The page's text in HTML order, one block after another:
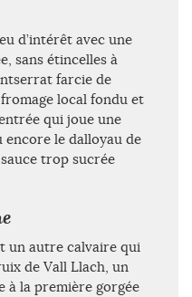
d’intérêt avec une
sans étincelles à
farcie de
local fondu et
qui joue une
le dalloyau de
trop sucrée
un autre calvaire qui
de Vall Llach, un
à la première gorgée